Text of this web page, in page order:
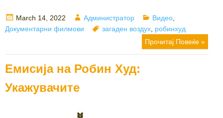
Posted
on
March 14, 2022 Author
Администратор Categories
Видео
Документарни филмови
Tags
загаден воздух робинхуд
Прочитај Повеќе »
Емисија на Робин Худ:
Укажувачите